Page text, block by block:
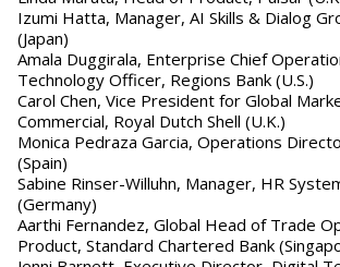
Izumi Hatta, Manager, AI Skills & Dialog
(Japan)
Amala Duggirala, Enterprise Chief
Technology Officer, Regions Bank (U.S.)
Carol Chen, Vice President for Global
Commercial, Royal Dutch Shell (U.K.)
Monica Pedraza Garcia, Operations
(Spain)
Sabine Rinser-Willuhn, Manager, HR
(Germany)
Aarthi Fernandez, Global Head of Trade
Product, Standard Chartered Bank